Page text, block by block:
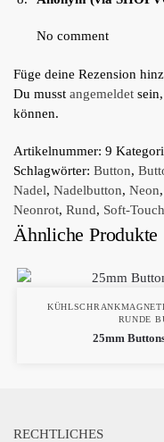
No comment
Füge deine Rezension
Du musst angemeldet
können.
Artikelnummer: 9
Schlagwörter: Button,
Nadel, Nadelbutton, Neon,
Neonrot, Rund, Soft-Touch
Ähnliche Produkte
RUNDE
25mm
RECHTLICHES